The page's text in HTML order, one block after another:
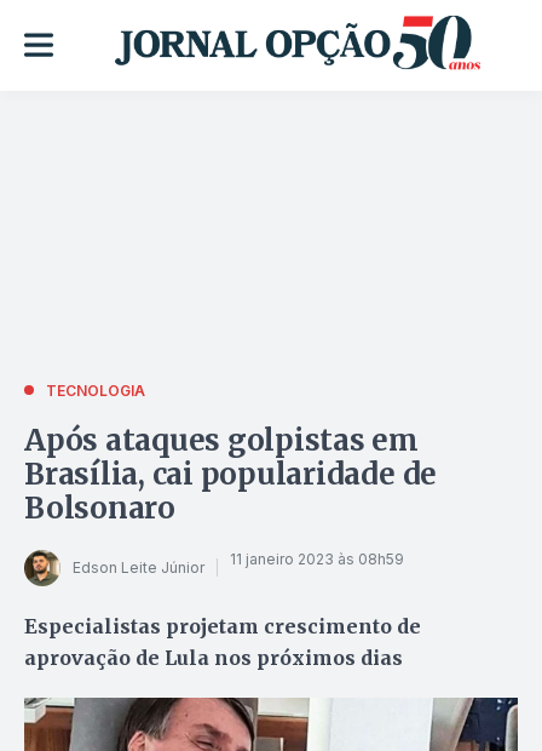
TECNOLOGIA
Após ataques golpistas em
Brasília, cai popularidade de
Bolsonaro
Edson Leite Júnior 11 janeiro 2023 às 08h59
Especialistas projetam crescimento de
aprovação de Lula nos próximos dias